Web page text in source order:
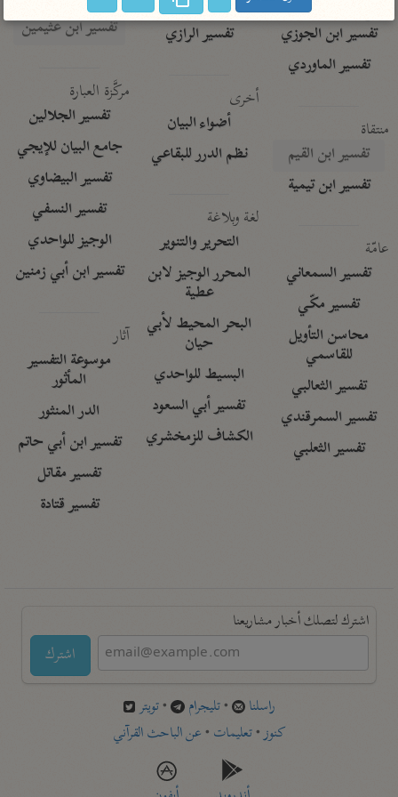
تفسير ابن الجوزي
تفسير الماوردي
منتقاة
تفسير ابن القيم
تفسير ابن تيمية
عامّة
تفسير السمعاني
تفسير مكّي
محاسن التأويل
للقاسمي
تفسير الثعالبي
تفسير السمرقندي
تفسير الثعلبي
تفسير الرازي
أخرى
أضواء البيان
نظم الدرر للبقاعي
لغة وبلاغة
التحرير والتنوير
المحرر الوجيز لابن
عطية
البحر المحيط لأبي
حيان
البسيط للواحدي
تفسير أبي السعود
الكشاف للزمخشري
تفسير ابن عثيمين
مركَّزة العبارة
تفسير الجلالين
جامع البيان للإيجي
تفسير البيضاوي
تفسير النسفي
الوجيز للواحدي
تفسير ابن أبي زمنين
آثار
موسوعة التفسير
المأثور
الدر المنثور
تفسير ابن أبي حاتم
تفسير مقاتل
تفسير قتادة
اشترك لتصلك أخبار مشاريعنا
اشترك
راسلنا •تليجرام •تويتر
كنوز•تعليمات •عن الباحث القرآني